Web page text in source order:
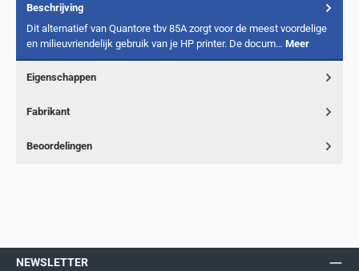
Beschrijving
Dit alternatief van Quantore tbv 85A zorgt voor de meest voordelige
en milieuvriendelijk gebruik van je HP printer. De docum… Meer
Eigenschappen
Fabrikant
Beoordelingen
NEWSLETTER